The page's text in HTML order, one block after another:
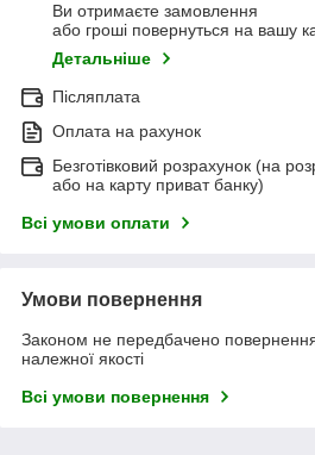
Ви отримаєте замовлення
або гроші повернуться на вашу
Детальніше
Післяплата
Оплата на рахунок
Безготівковий розрахунок (на
або на карту приват банку)
Всі умови оплати
Умови повернення
Законом не передбачено
належної якості
Всі умови повернення